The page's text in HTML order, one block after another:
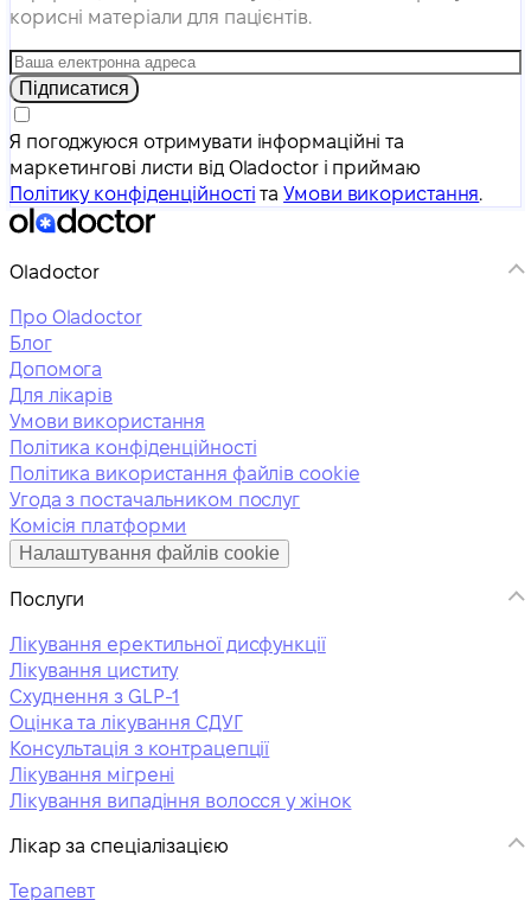
корисні матеріали для пацієнтів.
Підписатися
Я погоджуюся отримувати інформаційні та
маркетингові листи від Oladoctor і приймаю
Політику конфіденційності таУмови використання.
Oladoctor
Про Oladoctor
Блог
Допомога
Для лікарів
Умови використання
Політика конфіденційності
Політика використання файлів cookie
Угода з постачальником послуг
Комісія платформи
Налаштування файлів cookie
Послуги
Лікування еректильної дисфункції
Лікування циститу
Схуднення з GLP-1
Оцінка та лікування СДУГ
Консультація з контрацепції
Лікування мігрені
Лікування випадіння волосся у жінок
Лікар за спеціалізацією
Терапевт